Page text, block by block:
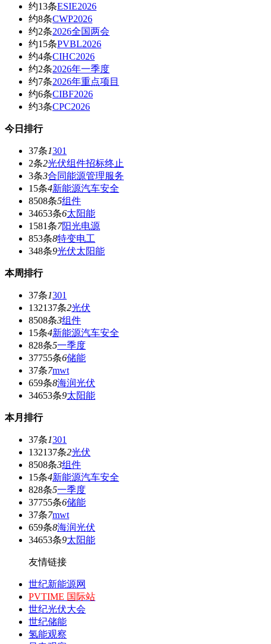
约13条ESIE2026
约8条CWP2026
约2条2026全国两会
约15条PVBL2026
约4条CIHC2026
约2条2026年一季度
约7条2026年重点项目
约6条CIBF2026
约3条CPC2026
今日排行
37条1301
2条2光伏组件招标终止
3条3合同能源管理服务
15条4新能源汽车安全
8508条5组件
34653条6太阳能
1581条7阳光电源
853条8特变电工
348条9光伏太阳能
本周排行
37条1301
132137条2光伏
8508条3组件
15条4新能源汽车安全
828条5一季度
37755条6储能
37条7mwt
659条8海润光伏
34653条9太阳能
本月排行
37条1301
132137条2光伏
8508条3组件
15条4新能源汽车安全
828条5一季度
37755条6储能
37条7mwt
659条8海润光伏
34653条9太阳能
友情链接
世纪新能源网
PVTIME 国际站
世纪光伏大会
世纪储能
氢能观察